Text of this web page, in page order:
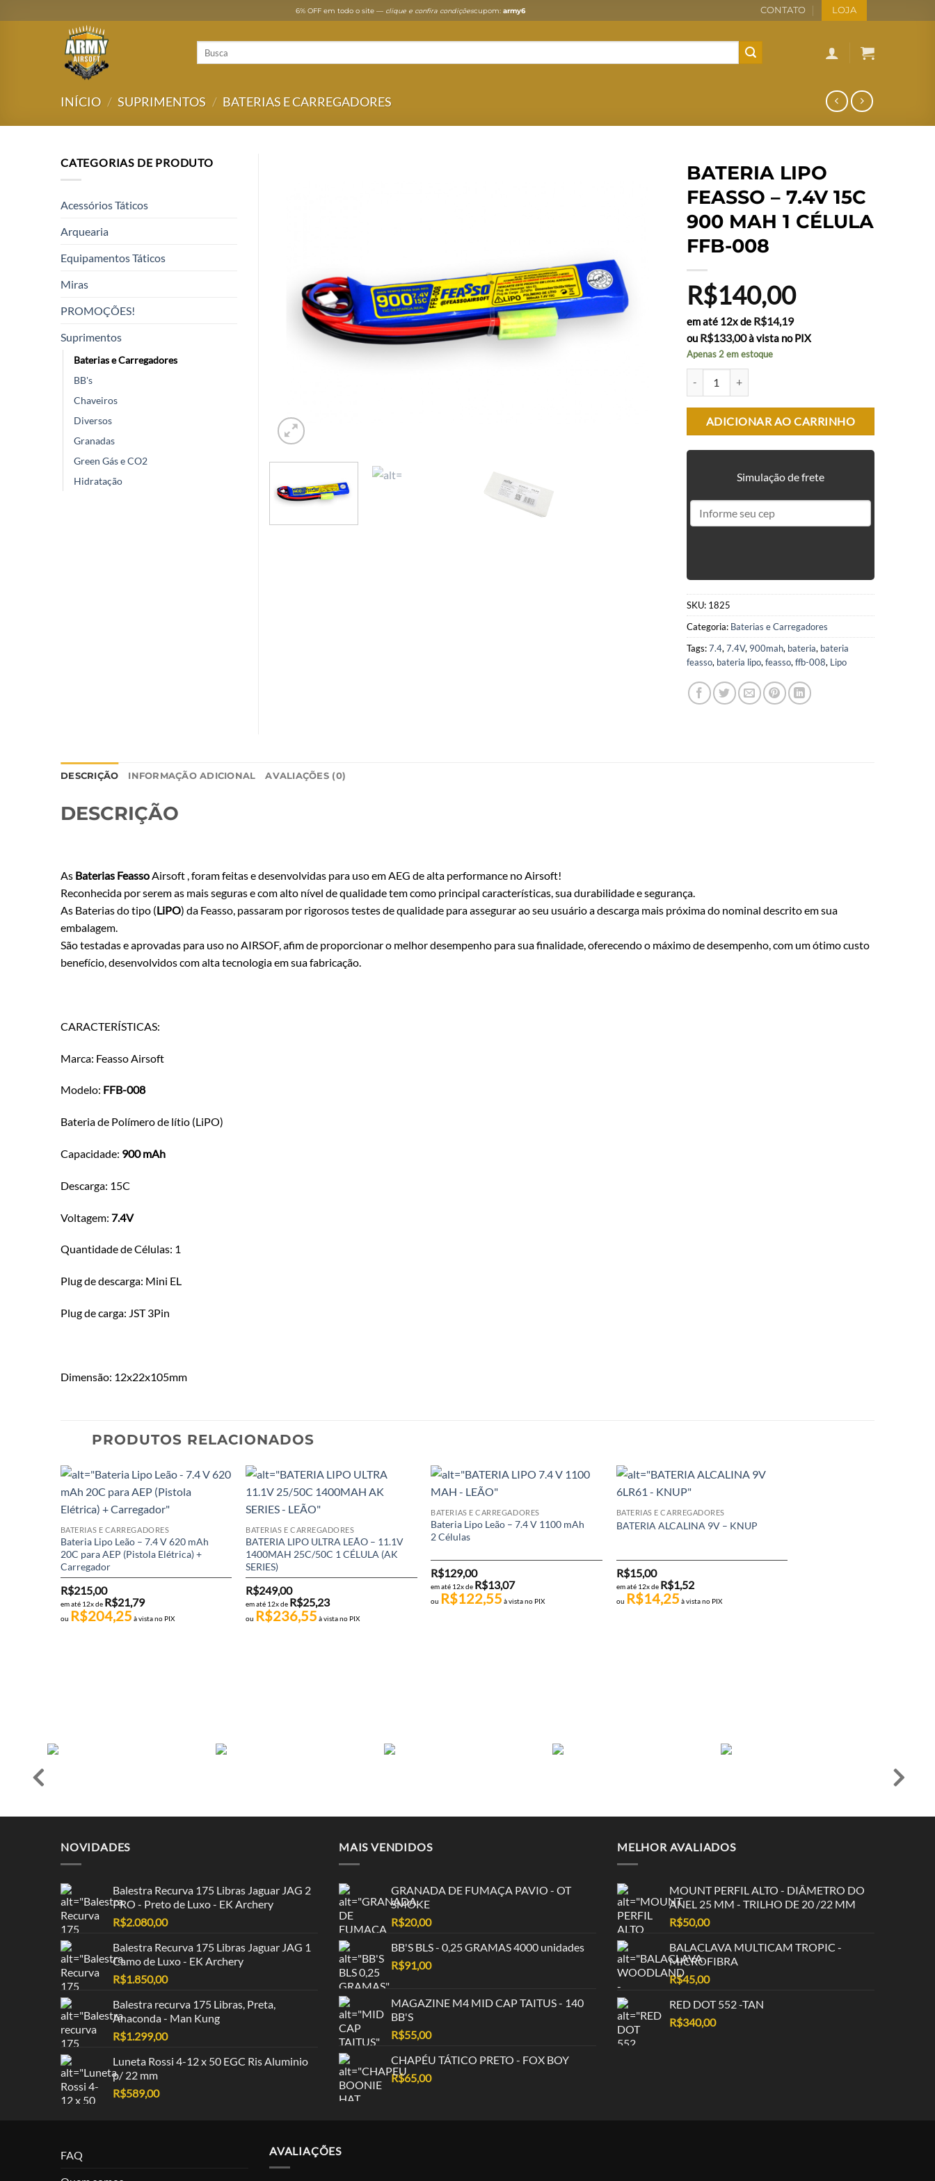
to
6% OFF em todo o site — clique e confira condiçõescupom:army6 CONTATO LOJA
INÍCIO / SUPRIMENTOS / BATERIAS E CARREGADORES
BATERIA LIPO
FEASSO – 7.4V 15C
900 MAH 1 CÉLULA
FFB-008
R$140,00
em até 12x de R$14,19
ou R$133,00à vista no PIX
Apenas 2 em estoque
ADICIONAR AO CARRINHO
Simulação de frete
SKU: 1825
Categoria: Baterias e Carregadores
Tags:7.4, 7.4V, 900mah, bateria, bateria
feasso, bateria lipo, feasso, ffb-008, Lipo
CATEGORIAS DE PRODUTO
Acessórios Táticos
Arquearia
Equipamentos Táticos
Miras
PROMOÇÕES!
Suprimentos
Baterias e Carregadores
BB's
Chaveiros
Diversos
Granadas
Green Gás e CO2
Hidratação
DESCRIÇÃO INFORMAÇÃO ADICIONAL AVALIAÇÕES (0)
DESCRIÇÃO
As Baterias FeassoAirsoft , foram feitas e desenvolvidas para uso em AEG de alta performance no Airsoft!
Reconhecida por serem as mais seguras e com alto nível de qualidade tem como principal características, sua durabilidade e segurança.
As Baterias do tipo (LiPO) da Feasso, passaram por rigorosos testes de qualidade para assegurar ao seu usuário a descarga mais próxima do nominal descrito em sua
embalagem.
São testadas e aprovadas para uso no AIRSOF, afim de proporcionar o melhor desempenho para sua finalidade, oferecendo o máximo de desempenho, com um ótimo custo
benefício, desenvolvidos com alta tecnologia em sua fabricação.
CARACTERÍSTICAS:
Marca: Feasso Airsoft
Modelo: FFB-008
Bateria de Polímero de lítio (LiPO)
Capacidade: 900 mAh
Descarga: 15C
Voltagem: 7.4V
Quantidade de Células: 1
Plug de descarga: Mini EL
Plug de carga: JST 3Pin
Dimensão: 12x22x105mm
PRODUTOS RELACIONADOS
BATERIAS E CARREGADORES
Bateria Lipo Leão – 7.4 V 620 mAh
20C para AEP (Pistola Elétrica) +
Carregador
R$215,00
em até 12x de R$21,79
ou R$204,25 à vista no PIX
BATERIAS E CARREGADORES
BATERIA LIPO ULTRA LEÃO – 11.1V
1400MAH 25C/50C 1 CÉLULA (AK
SERIES)
R$249,00
em até 12x de R$25,23
ou R$236,55 à vista no PIX
BATERIAS E CARREGADORES
Bateria Lipo Leão – 7.4 V 1100 mAh
2 Células
R$129,00
em até 12x de R$13,07
ou R$122,55 à vista no PIX
BATERIAS E CARREGADORES
BATERIA ALCALINA 9V – KNUP
R$15,00
em até 12x de R$1,52
ou R$14,25 à vista no PIX
NOVIDADES
Balestra Recurva 175 Libras Jaguar JAG 2
PRO - Preto de Luxo - EK Archery
R$2.080,00
Balestra Recurva 175 Libras Jaguar JAG 1
Camo de Luxo - EK Archery
R$1.850,00
Balestra recurva 175 Libras, Preta,
Anaconda - Man Kung
R$1.299,00
Luneta Rossi 4-12 x 50 EGC Ris Aluminio
p/ 22 mm
R$589,00
MAIS VENDIDOS
GRANADA DE FUMAÇA PAVIO - OT
SMOKE
R$20,00
BB'S BLS - 0,25 GRAMAS 4000 unidades
R$91,00
MAGAZINE M4 MID CAP TAITUS - 140
BB'S
R$55,00
CHAPÉU TÁTICO PRETO - FOX BOY
R$65,00
MELHOR AVALIADOS
MOUNT PERFIL ALTO - DIÂMETRO DO
ANEL 25 MM - TRILHO DE 20 /22 MM
R$50,00
BALACLAVA MULTICAM TROPIC -
MICROFIBRA
R$45,00
RED DOT 552 -TAN
R$340,00
FAQ
AVALIAÇÕES